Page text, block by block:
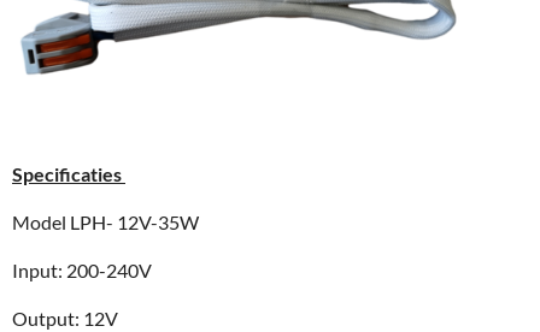
Specificaties
Model LPH- 12V-35W
Input: 200-240V
Output: 12V